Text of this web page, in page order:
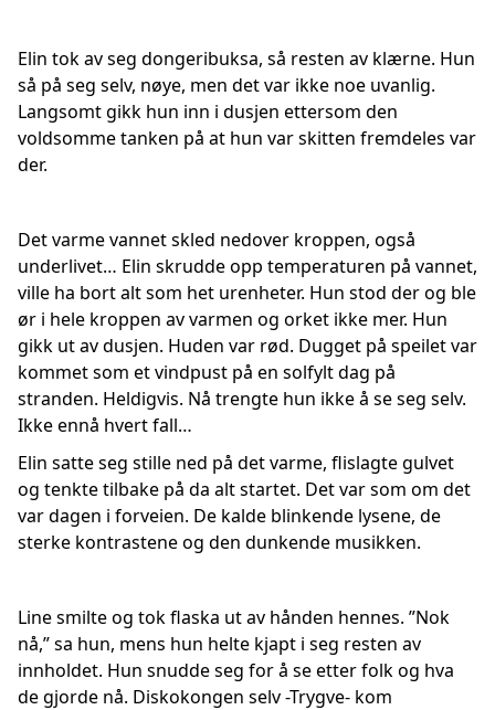
Elin tok av seg dongeribuksa, så resten av klærne. Hun
så på seg selv, nøye, men det var ikke noe uvanlig.
Langsomt gikk hun inn i dusjen ettersom den
voldsomme tanken på at hun var skitten fremdeles var
der.
Det varme vannet skled nedover kroppen, også
underlivet… Elin skrudde opp temperaturen på vannet,
ville ha bort alt som het urenheter. Hun stod der og ble
ør i hele kroppen av varmen og orket ikke mer. Hun
gikk ut av dusjen. Huden var rød. Dugget på speilet var
kommet som et vindpust på en solfylt dag på
stranden. Heldigvis. Nå trengte hun ikke å se seg selv.
Ikke ennå hvert fall…
Elin satte seg stille ned på det varme, flislagte gulvet
og tenkte tilbake på da alt startet. Det var som om det
var dagen i forveien. De kalde blinkende lysene, de
sterke kontrastene og den dunkende musikken.
Line smilte og tok flaska ut av hånden hennes. ”Nok
nå,” sa hun, mens hun helte kjapt i seg resten av
innholdet. Hun snudde seg for å se etter folk og hva
de gjorde nå. Diskokongen selv -Trygve- kom